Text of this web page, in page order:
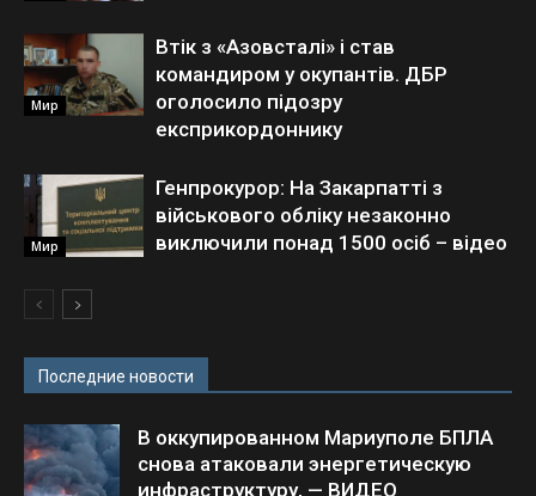
Мир
Втік з «Азовсталі» і став
командиром у окупантів. ДБР
оголосило підозру
експрикордоннику
Мир
Генпрокурор: На Закарпатті з
військового обліку незаконно
виключили понад 1500 осіб – відео
Последние новости
В оккупированном Мариуполе БПЛА
снова атаковали энергетическую
инфраструктуру, — ВИДЕО